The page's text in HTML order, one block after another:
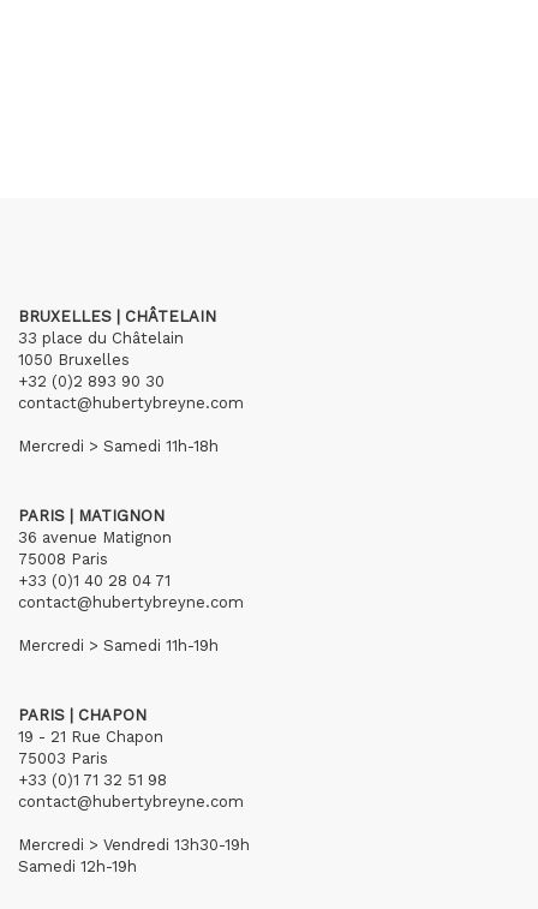
BRUXELLES | CHÂTELAIN
33 place du Châtelain
1050 Bruxelles
+32 (0)2 893 90 30
contact@hubertybreyne.com
Mercredi > Samedi 11h-18h
PARIS | MATIGNON
36 avenue Matignon
75008 Paris
+33 (0)1 40 28 04 71
contact@hubertybreyne.com
Mercredi > Samedi 11h-19h
PARIS | CHAPON
19 - 21 Rue Chapon
75003 Paris
+33 (0)1 71 32 51 98
contact@hubertybreyne.com
Mercredi > Vendredi 13h30-19h
Samedi 12h-19h